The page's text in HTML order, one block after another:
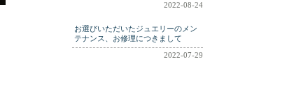
2022-08-24
お選びいただいたジュエリーのメン
テナンス、お修理につきまして
2022-07-29